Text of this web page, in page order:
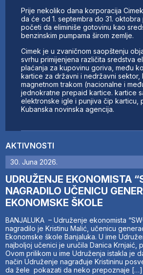
AKTIVNOSTI
30. Juna 2026.
UDRUŽENJE EKONOMISTA
NAGRADILO UČENICU
EKONOMSKE ŠKOLE
BANJALUKA – Udruženje ekonomista
nagradilo je Kristinu Malić, učenicu
Ekonomske škole Banjaluka. U ime
najboljoj učenici je uručila Danica Krnjaić,
Ovom prilikom u ime Udruženja istakla je
način Udruženje nagrađuje Kristininu
da žele pokazati da neko prepoznaje […]
Prije nekoliko dana korporacija
da će od 1. septembra do 31.
početi da eliminiše gotovinu kao
benzinskim pumpama širom zemlje.
Cimek je u zvaničnom saopštenju
svrhu primijenjena različita sredstva
plaćanja za kupovinu goriva, među
kartice za državni i nedržavni sektor,
magnetnom trakom (nacionalne i
jednokratne prepaid kartice. kartice
elektronske igle i punjiva čip karticu,
Kubanska novinska agencija.